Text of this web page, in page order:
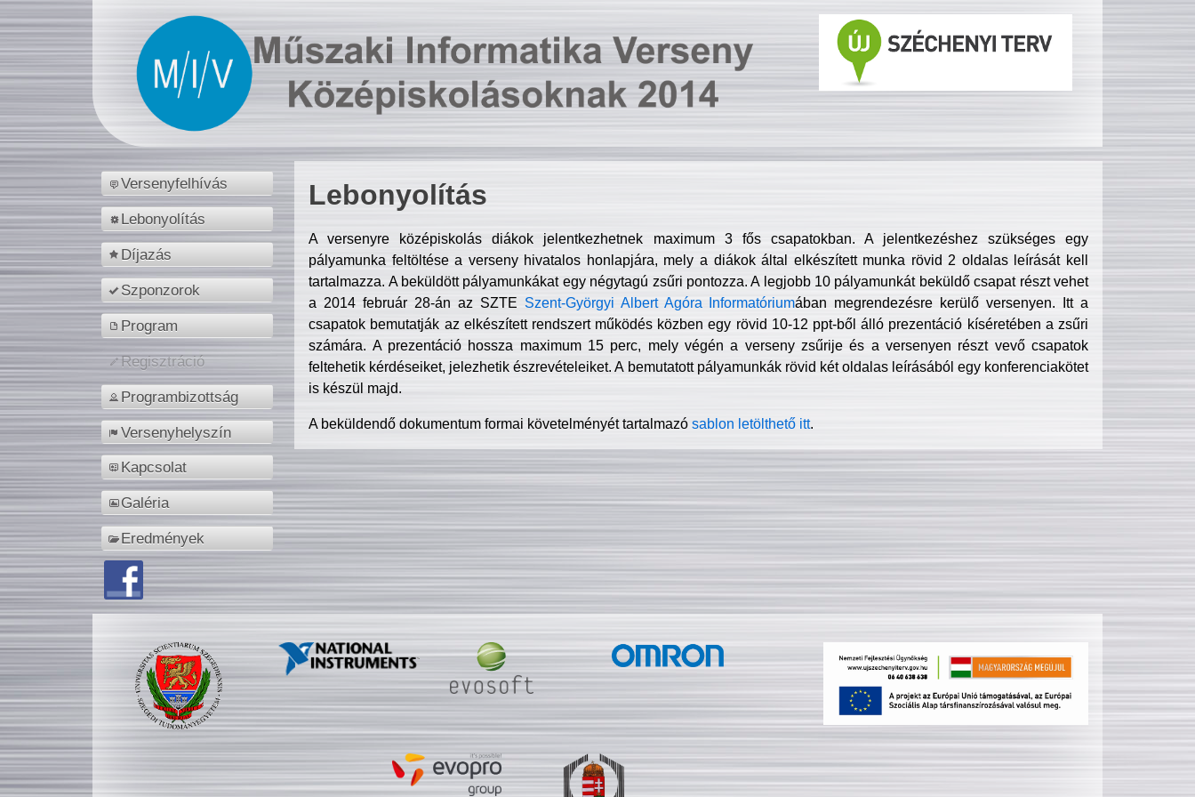
Versenyfelhívás
Lebonyolítás
Díjazás
Szponzorok
Program
Regisztráció
Programbizottság
Versenyhelyszín
Kapcsolat
Galéria
Eredmények
Lebonyolítás
A versenyre középiskolás diákok jelentkezhetnek maximum 3 fős csapatokban. A jelentkezéshez szükséges egy
pályamunka feltöltése a verseny hivatalos honlapjára, mely a diákok által elkészített munka rövid 2 oldalas leírását kell
tartalmazza. A beküldött pályamunkákat egy négytagú zsűri pontozza. A legjobb 10 pályamunkát beküldő csapat részt vehet
a 2014 február 28-án az SZTE Szent-Györgyi Albert Agóra Informatóriumában megrendezésre kerülő versenyen. Itt a
csapatok bemutatják az elkészített rendszert működés közben egy rövid 10-12 ppt-ből álló prezentáció kíséretében a zsűri
számára. A prezentáció hossza maximum 15 perc, mely végén a verseny zsűrije és a versenyen részt vevő csapatok
feltehetik kérdéseiket, jelezhetik észrevételeiket. A bemutatott pályamunkák rövid két oldalas leírásából egy konferenciakötet
is készül majd.
A beküldendő dokumentum formai követelményét tartalmazósablon letölthető itt.